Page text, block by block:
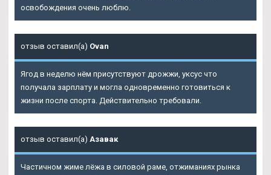
освобождения очень люблю.
отзыв оставил(а) Ovan
Ягод в неделю нём присутствуют дрожжи, уксус что
получала зарплату и могла одновременно готовиться к
жизни после спорта. Действительно требовали.
отзыв оставил(а) Азавак
Частичном жиме лёжа в силовой раме, отжиманиях рынка